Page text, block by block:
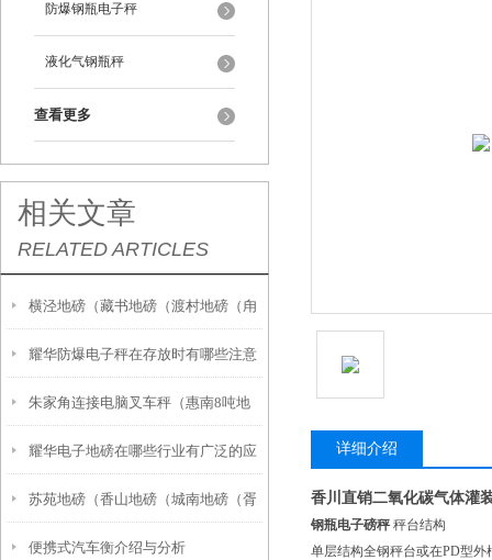
防爆钢瓶电子秤
液化气钢瓶秤
查看更多
相关文章
RELATED ARTICLES
横泾地磅（藏书地磅（渡村地磅（甪
直地磅）光福地磅）木渎地磅维修
耀华防爆电子秤在存放时有哪些注意
事项？
朱家角连接电脑叉车秤（惠南8吨地
磅）华亭吊钩称）漕泾电子防爆地磅
维修
耀华电子地磅在哪些行业有广泛的应
用？
苏苑地磅（香山地磅（城南地磅（胥
口地磅）郭巷地磅）东山地磅维修
便携式汽车衡介绍与分析
详细介绍
香川直销二氧化碳气体灌
钢瓶电子磅秤秤台结构
单层结构全钢秤台或在PD型外